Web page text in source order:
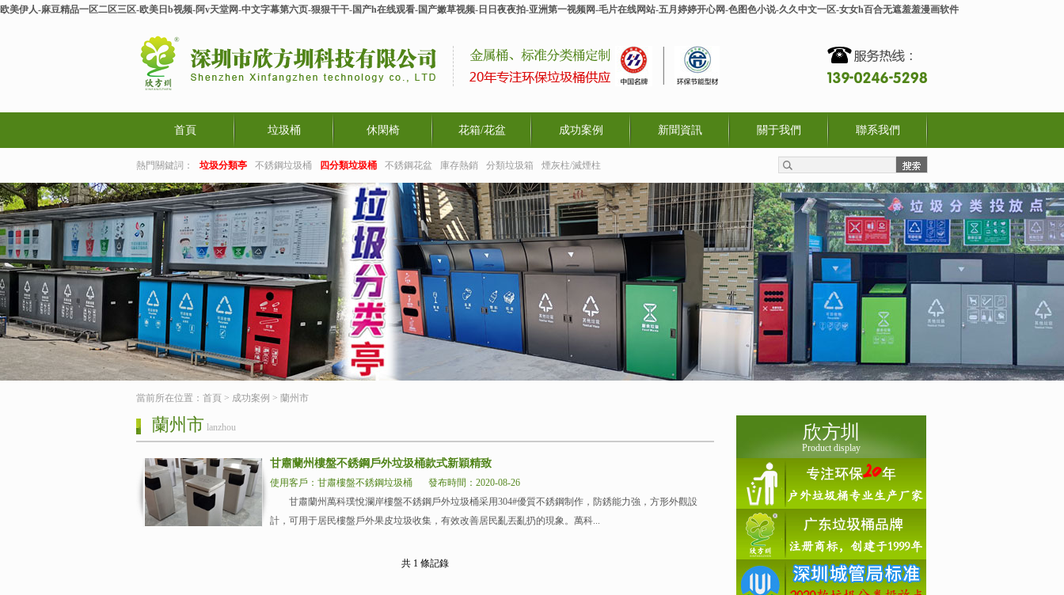
欧美伊人-麻豆精品一区二区三区-欧美日b视频-阿v天堂网-中文字幕第六页-狠狠干干-国产h在线观看-国产嫩草视频-日日夜夜拍-亚洲第一视频网-毛片在线网站-五月婷婷开心网-色图色小说-久久中文一区-女女h百合无遮羞羞漫画软件
首頁 垃圾桶 休閑椅 花箱/花盆 成功案例 新聞資訊 關于我們 聯系我們
熱門關鍵詞： 垃圾分類亭 不銹鋼垃圾桶 四分類垃圾桶 不銹鋼花盆 庫存熱銷 分類垃圾箱 煙灰柱/滅煙柱
當前所在位置： 首頁 > 成功案例 > 蘭州市
蘭州市 lanzhou
甘肅蘭州樓盤不銹鋼戶外垃圾桶款式新穎精致
使用客戶：甘肅樓盤不銹鋼垃圾桶
發布時間：2020-08-26
甘肅蘭州萬科璞悅瀾岸樓盤不銹鋼戶外垃圾桶采用304#優質不銹鋼制作，防銹能力強，方形外觀設
計，可用于居民樓盤戶外果皮垃圾收集，有效改善居民亂丟亂扔的現象。萬科...
共 1 條記錄
欣方圳
Product display